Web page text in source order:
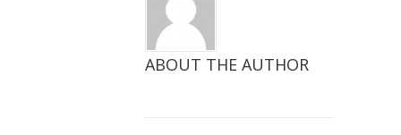
ABOUT THE AUTHOR